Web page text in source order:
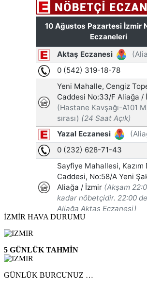
İZMİR HAVA DURUMU
5 GÜNLÜK TAHMİN
GÜNLÜK BURCUNUZ …